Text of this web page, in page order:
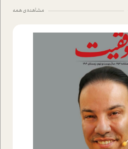
مشاهده ی همه